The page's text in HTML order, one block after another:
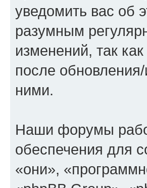
уведомить вас об
разумным
изменений, так
после
ними.
Наши форумы
обеспечения для
«они»,